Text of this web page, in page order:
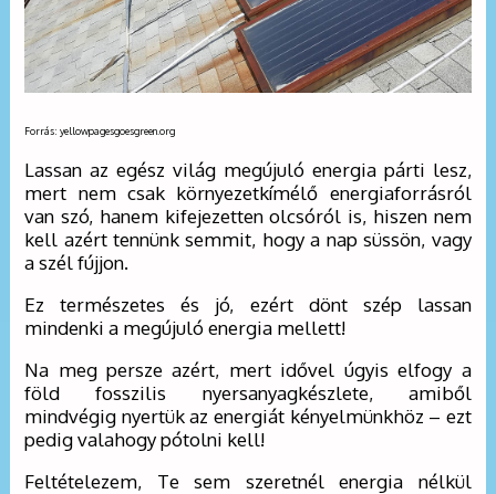
Forrás: yellowpagesgoesgreen.org
Lassan az egész világ megújuló energia párti lesz,
mert nem csak környezetkímélő energiaforrásról
van szó, hanem kifejezetten olcsóról is, hiszen nem
kell azért tennünk semmit, hogy a nap süssön, vagy
a szél fújjon.
Ez természetes és jó, ezért dönt szép lassan
mindenki a megújuló energia mellett!
Na meg persze azért, mert idővel úgyis elfogy a
föld fosszilis nyersanyagkészlete, amiből
mindvégig nyertük az energiát kényelmünkhöz – ezt
pedig valahogy pótolni kell!
Feltételezem, Te sem szeretnél energia nélkül